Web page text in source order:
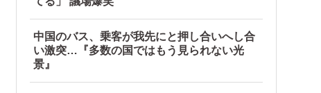
件付き」
中国のバス、乗客が我先にと押し合いへし合
い激突…『多数の国ではもう見られない光
景』